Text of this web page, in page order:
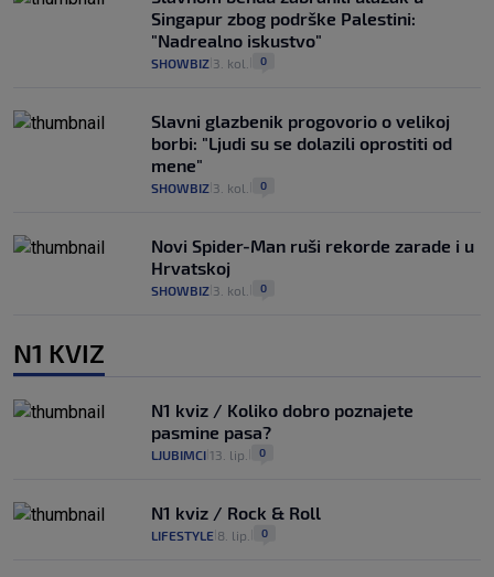
Singapur zbog podrške Palestini:
"Nadrealno iskustvo"
SHOWBIZ 3. kol. 0
Slavni glazbenik progovorio o velikoj
borbi: "Ljudi su se dolazili oprostiti od
mene"
SHOWBIZ 3. kol. 0
Novi Spider-Man ruši rekorde zarade i u
Hrvatskoj
SHOWBIZ 3. kol. 0
N1 KVIZ
N1 kviz / Koliko dobro poznajete
pasmine pasa?
LJUBIMCI 13. lip. 0
N1 kviz / Rock & Roll
LIFESTYLE 8. lip. 0